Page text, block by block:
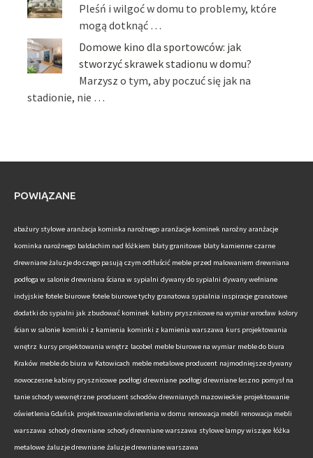
Pleśń i wilgoć w domu to problemy, które
mogą dotknąć …
Domowe kino dla sportowców: jak
stworzyć skrawek stadionu w domu?
Marzysz o tym, aby poczuć się jak na
stadionie, nie …
POWIĄZANE
abażury stylowe aranżacja kominka narożnego aranżacje kominek narożny aranżacje
kominka narożnego baldachim nad łóżkiem blaty granitowe blaty kamienne czarne
drewniane żaluzje do czego pasują czym odtłuścić meble przed malowaniem drewniana
podłoga w salonie drewniana ściana w sypialni dywany do sypialni dywany wełniane
indyjskie fotele biurowe fotele biurowe tychy granatowa sypialnia inspiracje granatowe
dodatki do sypialni jak zbudować kominek kabiny prysznicowe na wymiar wrocław kolory
ścian w salonie kominki z kamienia kominki z kamienia warszawa kurs projektowania
wnętrz kursy projektowania wnętrz lacobel meble biurowe na wymiar meble do biura
Kraków meble do biura w Katowicach meble metalowe producent najmodniejsze dywany
nowoczesne kabiny prysznicowe podłogi drewniane podłogi drewniane leszno pomysł na
tanie schody wewnętrzne producent schodów drewnianych mazowieckie projektowanie
oświetlenia Gdańsk projektowanie oświetlenia w domu renowacja mebli renowacja mebli
warszawa schody drewniane schody drewniane warszawa stylowe lampy wiszące łóżka
metalowe żaluzje drewniane żaluzje drewniane warszawa